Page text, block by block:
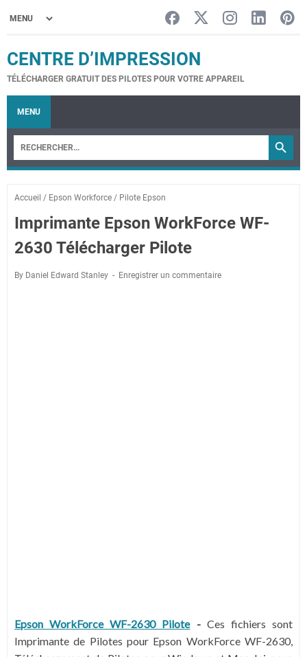
CENTRE D’IMPRESSION
TÉLÉCHARGER GRATUIT DES PILOTES POUR VOTRE APPAREIL
MENU
Accueil / Epson Workforce / Pilote Epson
Imprimante Epson WorkForce WF-
2630 Télécharger Pilote
By Daniel Edward Stanley Enregistrer un commentaire
Epson WorkForce WF-2630 Pilote- Ces fichiers sont
Imprimante de Pilotes pour Epson WorkForce WF-2630,